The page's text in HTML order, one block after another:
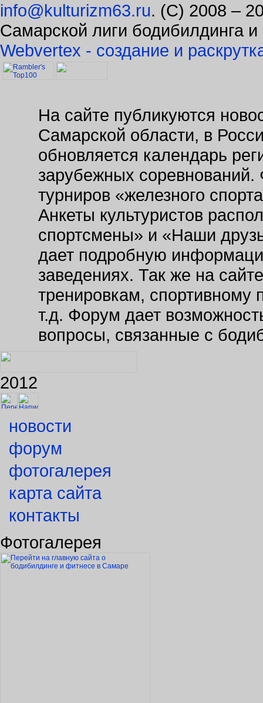
info@kulturizm63.ru. (C) 2008 –
Самарской лиги бодибилдинга
Webvertex - создание и
На сайте публикуются
Самарской области, в
обновляется календарь
зарубежных соревнований.
турниров «железного
Анкеты культуристов
спортсмены» и «Наши
дает подробную
заведениях. Так же на
тренировкам, спортивному
т.д. Форум дает
вопросы, связанные с
2012
новости
форум
фотогалерея
карта сайта
контакты
Фотогалерея